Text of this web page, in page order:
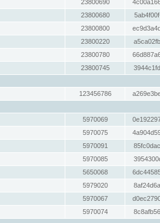
23800690
23800680
23800800
23800220
23800780
23800745
123456786
5970069
5970075
5970091
5970085
5650068
5979020
5970067
5970074